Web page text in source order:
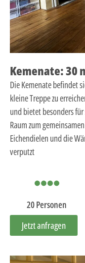
Kemenate: 30
Die Kemenate befindet
kleine Treppe zu
und bietet besonders
Raum zum
Eichendielen und die
verputzt
20 Personen
Jetzt anfragen